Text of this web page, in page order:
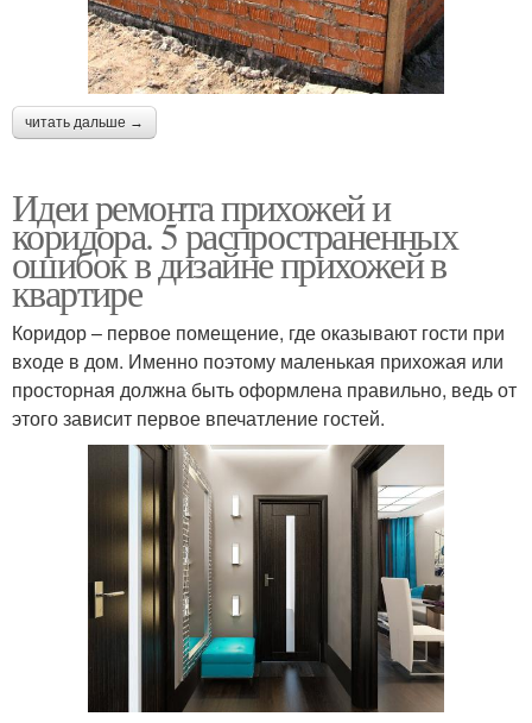
читать дальше →
Идеи ремонта прихожей и
коридора. 5 распространенных
ошибок в дизайне прихожей в
квартире
Коридор – первое помещение, где оказывают гости при
входе в дом. Именно поэтому маленькая прихожая или
просторная должна быть оформлена правильно, ведь от
этого зависит первое впечатление гостей.